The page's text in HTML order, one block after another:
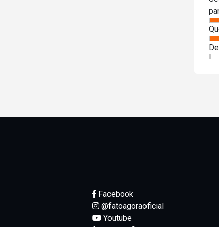
Facebook
@fatoagoraoficial
Youtube